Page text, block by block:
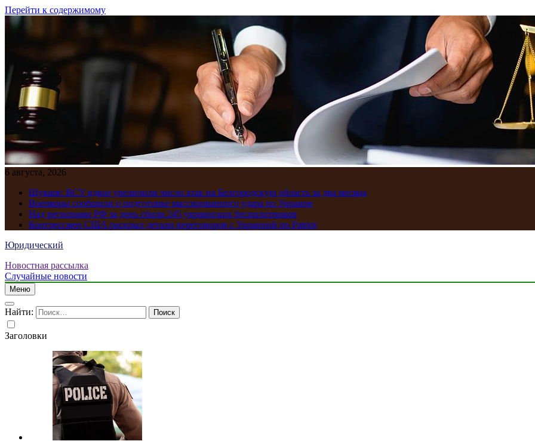
Перейти к содержимому
6 августа, 2026
Шуваев: ВСУ вдвое увеличили число атак на Белгородскую область за два месяца
Военкоры сообщили о подготовке массированного удара по Украине
Над регионами РФ за день сбили 245 украинских беспилотников
Конгрессмен США раскрыл детали переговоров с Украиной по Patriot
Юридический
Новостная рассылка
Случайные новости
Меню
Найти:
Заголовки